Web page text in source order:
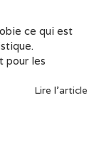
ce qui est
pour les
Lire l'article